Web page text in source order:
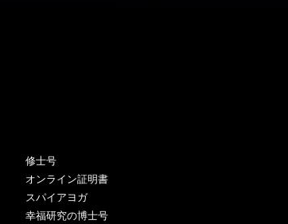
修士号
オンライン証明書
スパイアヨガ
幸福研究の博士号